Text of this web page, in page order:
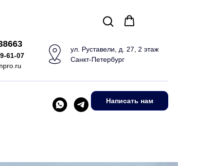
61-07
ул. Руставели, д. 27, 2 этаж
Санкт-Петербург
Написать нам